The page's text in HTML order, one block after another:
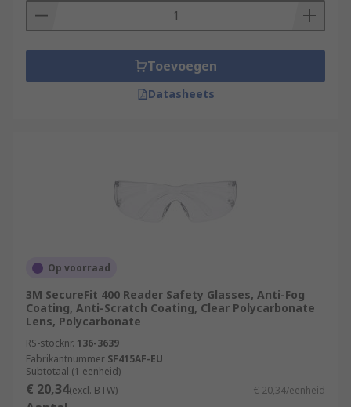
Toevoegen
Datasheets
Op voorraad
3M SecureFit 400 Reader Safety Glasses, Anti-Fog
Coating, Anti-Scratch Coating, Clear Polycarbonate
Lens, Polycarbonate
RS-stocknr. 136-3639
Fabrikantnummer SF415AF-EU
Subtotaal (1 eenheid)
€ 20,34(excl. BTW) € 20,34/eenheid